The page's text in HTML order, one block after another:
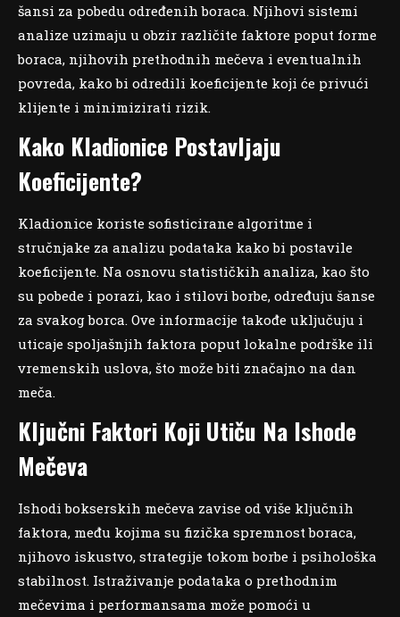
šansi za pobedu određenih boraca. Njihovi sistemi
analize uzimaju u obzir različite faktore poput forme
boraca, njihovih prethodnih mečeva i eventualnih
povreda, kako bi odredili koeficijente koji će privući
klijente i minimizirati rizik.
Kako Kladionice Postavljaju
Koeficijente?
Kladionice koriste sofisticirane algoritme i
stručnjake za analizu podataka kako bi postavile
koeficijente. Na osnovu statističkih analiza, kao što
su pobede i porazi, kao i stilovi borbe, određuju šanse
za svakog borca. Ove informacije takođe uključuju i
uticaje spoljašnjih faktora poput lokalne podrške ili
vremenskih uslova, što može biti značajno na dan
meča.
Ključni Faktori Koji Utiču Na Ishode
Mečeva
Ishodi bokserskih mečeva zavise od više ključnih
faktora, među kojima su fizička spremnost boraca,
njihovo iskustvo, strategije tokom borbe i psihološka
stabilnost. Istraživanje podataka o prethodnim
mečevima i performansama može pomoći u